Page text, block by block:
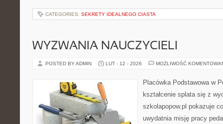
CATEGORIES: SEKRETY IDEALNEGO CIASTA
WYZWANIA NAUCZYCIELI
POSTED BY ADMIN LUT - 12 - 2026 MOŻLIWOŚĆ
Placówka Podstawowa w
kształcenie splata się z
szkolapopow.pl pokazuje
uwydatnia misję pracy